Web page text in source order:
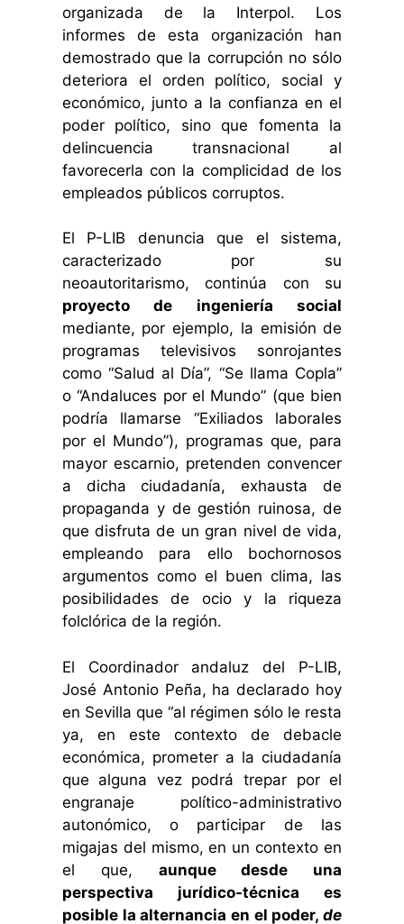
organizada de la Interpol. Los
informes de esta organización han
demostrado que la corrupción no sólo
deteriora el orden político, social y
económico, junto a la confianza en el
poder político, sino que fomenta la
delincuencia transnacional al
favorecerla con la complicidad de los
empleados públicos corruptos.
El P-LIB denuncia que el sistema,
caracterizado por su
neoautoritarismo, continúa con su
proyecto de ingeniería social
mediante, por ejemplo, la emisión de
programas televisivos sonrojantes
como “Salud al Día”, “Se llama Copla”
o “Andaluces por el Mundo” (que bien
podría llamarse “Exiliados laborales
por el Mundo”), programas que, para
mayor escarnio, pretenden convencer
a dicha ciudadanía, exhausta de
propaganda y de gestión ruinosa, de
que disfruta de un gran nivel de vida,
empleando para ello bochornosos
argumentos como el buen clima, las
posibilidades de ocio y la riqueza
folclórica de la región.
El Coordinador andaluz del P-LIB,
José Antonio Peña, ha declarado hoy
en Sevilla que “al régimen sólo le resta
ya, en este contexto de debacle
económica, prometer a la ciudadanía
que alguna vez podrá trepar por el
engranaje político-administrativo
autonómico, o participar de las
migajas del mismo, en un contexto en
el que, aunque desde una
perspectiva jurídico-técnica es
posible la alternancia en el poder,de